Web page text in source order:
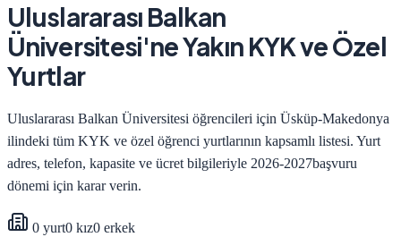
Uluslararası Balkan
Üniversitesi'ne Yakın KYK ve Özel
Yurtlar
Uluslararası Balkan Üniversitesi öğrencileri için Üsküp-Makedonya
ilindeki tüm KYK ve özel öğrenci yurtlarının kapsamlı listesi. Yurt
adres, telefon, kapasite ve ücret bilgileriyle 2026-2027başvuru
dönemi için karar verin.
0 yurt0 kız0 erkek